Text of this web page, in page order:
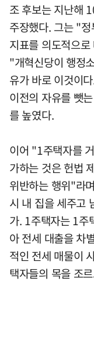
조 후보는 지난해
주장했다. 그는 "
지표를 의도적으
"개혁신당이 행정
유가 바로 이것이
이전의 자유를 뺏
를 높였다.
이어 "1주택자를
가하는 것은 헌법
위반하는 행위"라
시 내 집을 세주고
가. 1주택자는 1주
아 전세 대출을 차
적인 전세 매물이
택자들의 목을 조